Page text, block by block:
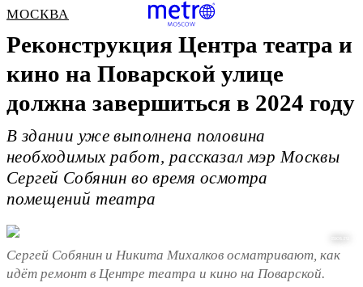
МОСКВА
Реконструкция Центра театра и
кино на Поварской улице
должна завершиться в 2024 году
В здании уже выполнена половина
необходимых работ, рассказал мэр Москвы
Сергей Собянин во время осмотра
помещений театра
Сергей Собянин и Никита Михалков осматривают, как
идёт ремонт в Центре театра и кино на Поварской.